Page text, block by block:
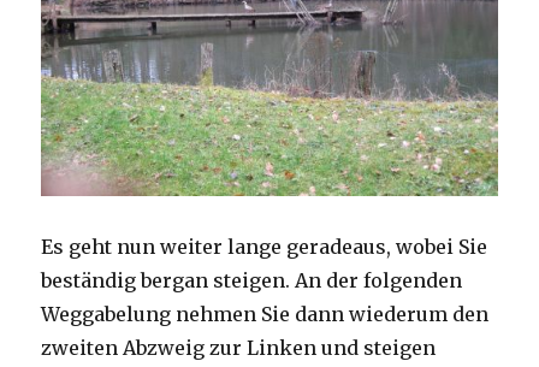
Es geht nun weiter lange geradeaus, wobei Sie
beständig bergan steigen. An der folgenden
Weggabelung nehmen Sie dann wiederum den
zweiten Abzweig zur Linken und steigen